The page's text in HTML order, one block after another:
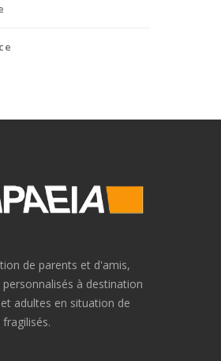
de parents et d'amis,
personnalisés à destination
adultes en situation de